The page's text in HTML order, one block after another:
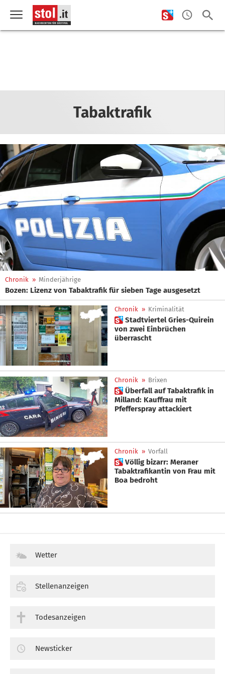
Tabaktrafik
Chronik » Minderjährige
Bozen: Lizenz von Tabaktrafik für sieben Tage ausgesetzt
Chronik » Kriminalität
 Stadtviertel Gries-Quirein
von zwei Einbrüchen
überrascht
Chronik » Brixen
 Überfall auf Tabaktrafik in
Milland: Kauffrau mit
Pfefferspray attackiert
Chronik » Vorfall
 Völlig bizarr: Meraner
Tabaktrafikantin von Frau mit
Boa bedroht
Wetter
Stellenanzeigen
Todesanzeigen
Newsticker